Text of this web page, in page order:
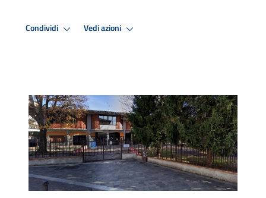
Condividi Vedi azioni